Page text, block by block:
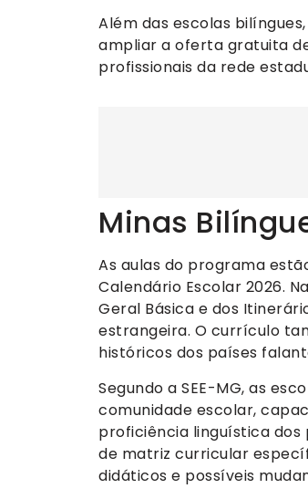
Além das escolas
ampliar a oferta gratuita
profissionais da rede
Minas
As aulas do programa
Calendário Escolar 2026.
Geral Básica e dos
estrangeira. O currículo
históricos dos países
Segundo a SEE-MG, as
comunidade escolar,
proficiência linguística dos
de matriz curricular
didáticos e possíveis